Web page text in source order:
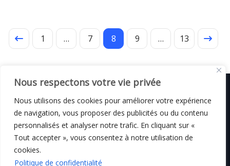
Nous respectons votre vie privée
Nous utilisons des cookies pour améliorer votre expérience
de navigation, vous proposer des publicités ou du contenu
personnalisés et analyser notre trafic. En cliquant sur «
Tout accepter », vous consentez à notre utilisation de
cookies.
Politique de confidentialité
1 … 7 8 9 … 13
© C i E M2026
Mentions légales